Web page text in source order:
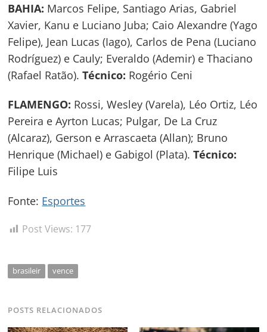
BAHIA: Marcos Felipe, Santiago Arias, Gabriel
Xavier, Kanu e Luciano Juba; Caio Alexandre (Yago
Felipe), Jean Lucas (Iago), Carlos de Pena (Luciano
Rodríguez) e Cauly; Everaldo (Ademir) e Thaciano
(Rafael Ratão).Técnico: Rogério Ceni
FLAMENGO: Rossi, Wesley (Varela), Léo Ortiz, Léo
Pereira e Ayrton Lucas; Pulgar, De La Cruz
(Alcaraz), Gerson e Arrascaeta (Allan); Bruno
Henrique (Michael) e Gabigol (Plata).Técnico:
Filipe Luis
Fonte: Esportes
Post Views: 177
brasileir vence
POSTS RELACIONADOS